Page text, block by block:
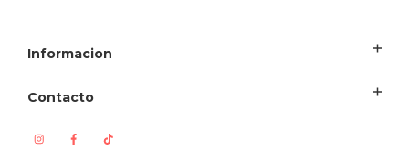
Informacion
Contacto